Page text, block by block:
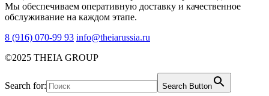
Мы обеспечиваем оперативную доставку и качественное
обслуживание на каждом этапе.
8 (916) 070-99 93 info@theiarussia.ru
©2025 THEIA GROUP
Search for: Search Button